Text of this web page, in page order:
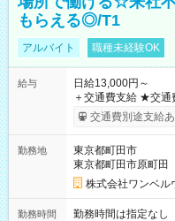
もらえる◎/T1
アルバイト 職種未経験OK
給与
日給13,000円～
＋交通費支給 ★交通費全額支給！ ┗案件により規定あり ★日払
いOK！（規定あり
ンビニATMから 日払い分
交通費別途支給あ
勤務地
東京都町田市
東京都町田市原町田
株式会社ワンベル
勤務時間
勤務時間は指定なし